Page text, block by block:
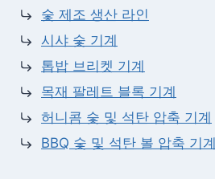
숯 제조 생산 라인
시샤 숯 기계
톱밥 브리켓 기계
목재 팔레트 블록 기계
허니콤 숯 및 석탄 압축 기계
BBQ 숯 및 석탄 볼 압축 기계